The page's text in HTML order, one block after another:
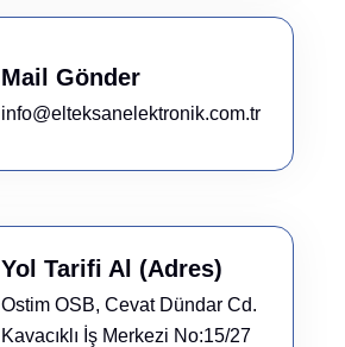
Mail Gönder
info@elteksanelektronik.com.tr
Yol Tarifi Al (Adres)
Ostim OSB, Cevat Dündar Cd.
Kavacıklı İş Merkezi No:15/27